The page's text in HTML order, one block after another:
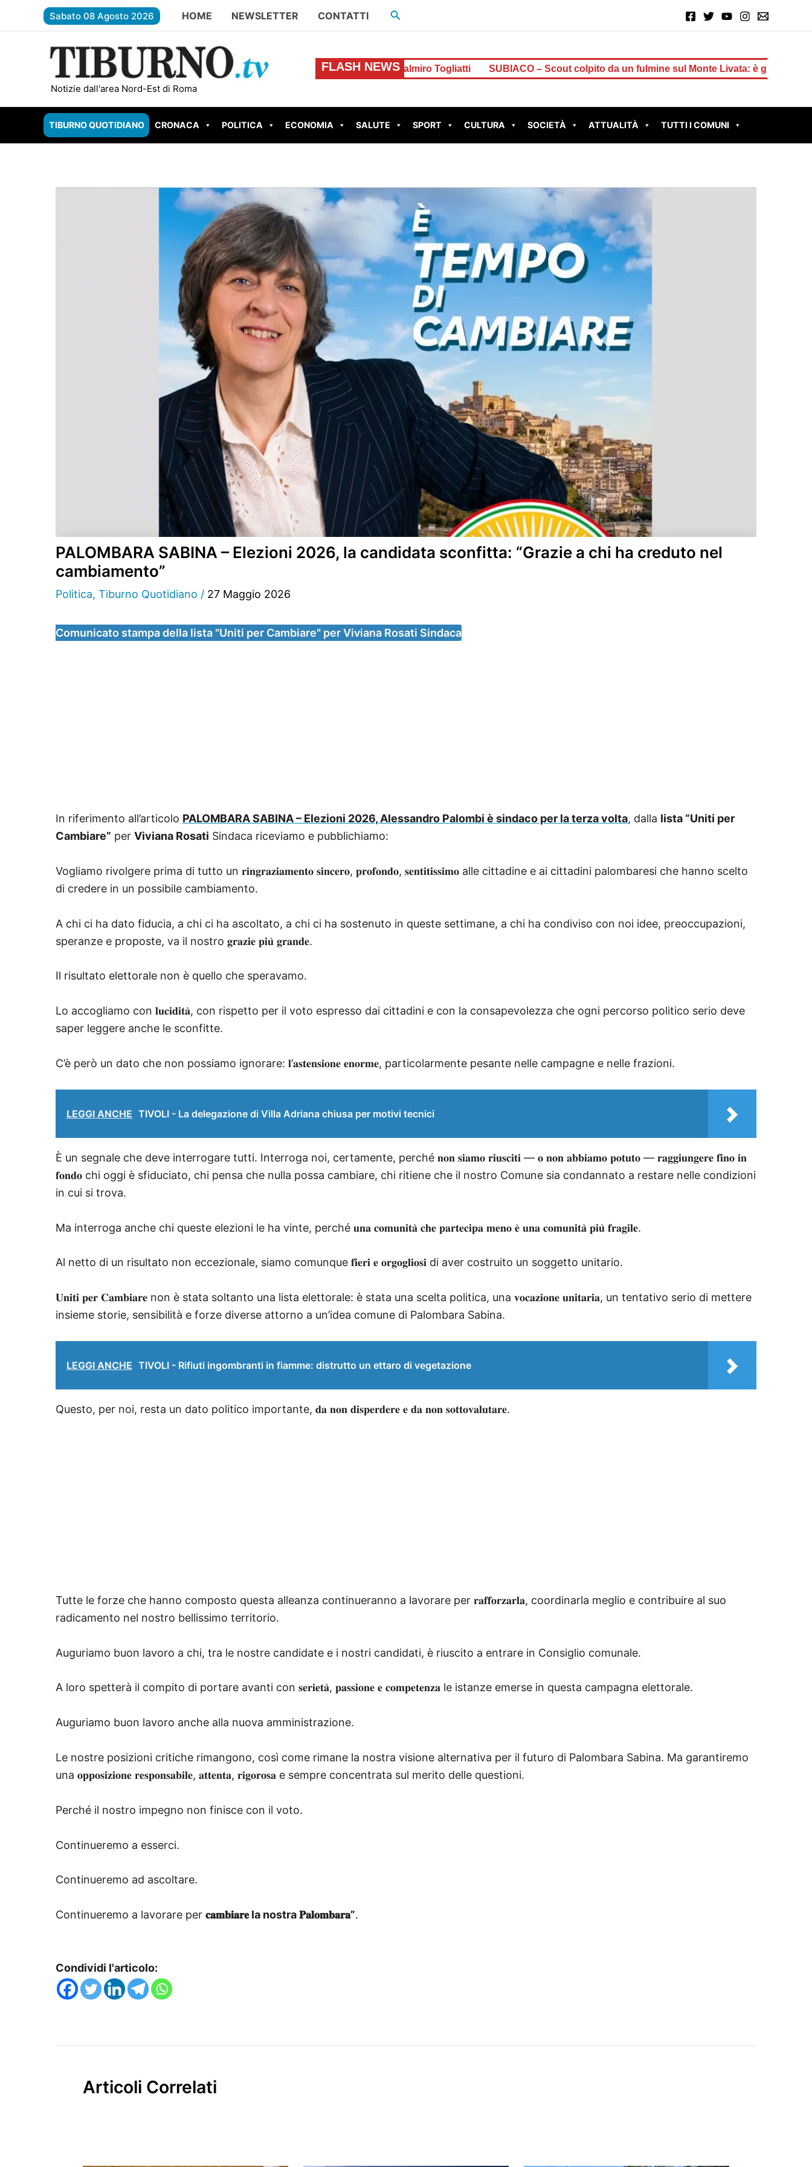
Sabato 08 Agosto 2026 HOME NEWSLETTER CONTATTI Cerca
Notizie dall'area Nord-Est di Roma
FLASH NEWS
ROMA EST – Il giardiniere gambiano spaccia alla stazione Palmiro Togliatti SUBIACO – Scout colpito da un fulmine sul Monte Livata: è grave TIVOLI – Parco
TIBURNO QUOTIDIANO CRONACA POLITICA ECONOMIA SALUTE SPORT CULTURA SOCIETÀ ATTUALITÀ TUTTI I COMUNI
PALOMBARA SABINA – Elezioni 2026, la candidata sconfitta: “Grazie a chi ha creduto nel
cambiamento”
Politica, Tiburno Quotidiano / 27 Maggio 2026
Comunicato stampa della lista "Uniti per Cambiare" per Viviana Rosati Sindaca
In riferimento all’articolo PALOMBARA SABINA – Elezioni 2026, Alessandro Palombi è sindaco per la terza volta, dalla lista “Uniti per
Cambiare” per Viviana Rosati Sindaca riceviamo e pubblichiamo:
Vogliamo rivolgere prima di tutto un 𝐫𝐢𝐧𝐠𝐫𝐚𝐳𝐢𝐚𝐦𝐞𝐧𝐭𝐨 𝐬𝐢𝐧𝐜𝐞𝐫𝐨, 𝐩𝐫𝐨𝐟𝐨𝐧𝐝𝐨, 𝐬𝐞𝐧𝐭𝐢𝐭𝐢𝐬𝐬𝐢𝐦𝐨 alle cittadine e ai cittadini palombaresi che hanno scelto
di credere in un possibile cambiamento.
A chi ci ha dato fiducia, a chi ci ha ascoltato, a chi ci ha sostenuto in queste settimane, a chi ha condiviso con noi idee, preoccupazioni,
speranze e proposte, va il nostro 𝐠𝐫𝐚𝐳𝐢𝐞 𝐩𝐢𝐮̀ 𝐠𝐫𝐚𝐧𝐝𝐞.
Il risultato elettorale non è quello che speravamo.
Lo accogliamo con 𝐥𝐮𝐜𝐢𝐝𝐢𝐭𝐚̀, con rispetto per il voto espresso dai cittadini e con la consapevolezza che ogni percorso politico serio deve
saper leggere anche le sconfitte.
C’è però un dato che non possiamo ignorare: 𝐥’𝐚𝐬𝐭𝐞𝐧𝐬𝐢𝐨𝐧𝐞 𝐞𝐧𝐨𝐫𝐦𝐞, particolarmente pesante nelle campagne e nelle frazioni.
LEGGI ANCHE TIVOLI - La delegazione di Villa Adriana chiusa per motivi tecnici
È un segnale che deve interrogare tutti. Interroga noi, certamente, perché 𝐧𝐨𝐧 𝐬𝐢𝐚𝐦𝐨 𝐫𝐢𝐮𝐬𝐜𝐢𝐭𝐢 — 𝐨 𝐧𝐨𝐧 𝐚𝐛𝐛𝐢𝐚𝐦𝐨 𝐩𝐨𝐭𝐮𝐭𝐨 — 𝐫𝐚𝐠𝐠𝐢𝐮𝐧𝐠𝐞𝐫𝐞 𝐟𝐢𝐧𝐨 𝐢𝐧
𝐟𝐨𝐧𝐝𝐨 chi oggi è sfiduciato, chi pensa che nulla possa cambiare, chi ritiene che il nostro Comune sia condannato a restare nelle condizioni
in cui si trova.
Ma interroga anche chi queste elezioni le ha vinte, perché 𝐮𝐧𝐚 𝐜𝐨𝐦𝐮𝐧𝐢𝐭𝐚̀ 𝐜𝐡𝐞 𝐩𝐚𝐫𝐭𝐞𝐜𝐢𝐩𝐚 𝐦𝐞𝐧𝐨 𝐞̀ 𝐮𝐧𝐚 𝐜𝐨𝐦𝐮𝐧𝐢𝐭𝐚̀ 𝐩𝐢𝐮̀ 𝐟𝐫𝐚𝐠𝐢𝐥𝐞.
Al netto di un risultato non eccezionale, siamo comunque 𝐟𝐢𝐞𝐫𝐢 𝐞 𝐨𝐫𝐠𝐨𝐠𝐥𝐢𝐨𝐬𝐢 di aver costruito un soggetto unitario.
𝐔𝐧𝐢𝐭𝐢 𝐩𝐞𝐫 𝐂𝐚𝐦𝐛𝐢𝐚𝐫𝐞 non è stata soltanto una lista elettorale: è stata una scelta politica, una 𝐯𝐨𝐜𝐚𝐳𝐢𝐨𝐧𝐞 𝐮𝐧𝐢𝐭𝐚𝐫𝐢𝐚, un tentativo serio di mettere
insieme storie, sensibilità e forze diverse attorno a un’idea comune di Palombara Sabina.
LEGGI ANCHE TIVOLI - Rifiuti ingombranti in fiamme: distrutto un ettaro di vegetazione
Questo, per noi, resta un dato politico importante, 𝐝𝐚 𝐧𝐨𝐧 𝐝𝐢𝐬𝐩𝐞𝐫𝐝𝐞𝐫𝐞 𝐞 𝐝𝐚 𝐧𝐨𝐧 𝐬𝐨𝐭𝐭𝐨𝐯𝐚𝐥𝐮𝐭𝐚𝐫𝐞.
Tutte le forze che hanno composto questa alleanza continueranno a lavorare per 𝐫𝐚𝐟𝐟𝐨𝐫𝐳𝐚𝐫𝐥𝐚, coordinarla meglio e contribuire al suo
radicamento nel nostro bellissimo territorio.
Auguriamo buon lavoro a chi, tra le nostre candidate e i nostri candidati, è riuscito a entrare in Consiglio comunale.
A loro spetterà il compito di portare avanti con 𝐬𝐞𝐫𝐢𝐞𝐭𝐚̀, 𝐩𝐚𝐬𝐬𝐢𝐨𝐧𝐞 𝐞 𝐜𝐨𝐦𝐩𝐞𝐭𝐞𝐧𝐳𝐚 le istanze emerse in questa campagna elettorale.
Auguriamo buon lavoro anche alla nuova amministrazione.
Le nostre posizioni critiche rimangono, così come rimane la nostra visione alternativa per il futuro di Palombara Sabina. Ma garantiremo
una 𝐨𝐩𝐩𝐨𝐬𝐢𝐳𝐢𝐨𝐧𝐞 𝐫𝐞𝐬𝐩𝐨𝐧𝐬𝐚𝐛𝐢𝐥𝐞, 𝐚𝐭𝐭𝐞𝐧𝐭𝐚, 𝐫𝐢𝐠𝐨𝐫𝐨𝐬𝐚 e sempre concentrata sul merito delle questioni.
Perché il nostro impegno non finisce con il voto.
Continueremo a esserci.
Continueremo ad ascoltare.
Continueremo a lavorare per 𝐜𝐚𝐦𝐛𝐢𝐚𝐫𝐞la nostra𝐏𝐚𝐥𝐨𝐦𝐛𝐚𝐫𝐚”.
Condividi l'articolo:
Articoli Correlati